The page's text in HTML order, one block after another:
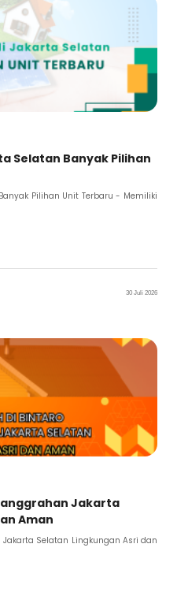
Selatan Banyak Pilihan
Pilihan Unit Terbaru - Memiliki
30 Juli 2026
Jakarta
Aman
Selatan Lingkungan Asri dan